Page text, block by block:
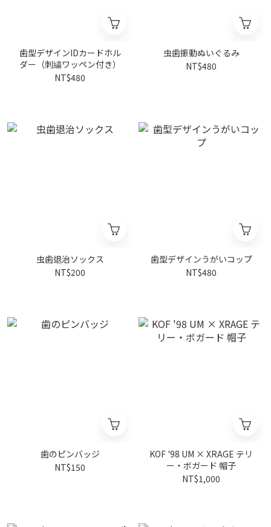
歯型デザインIDカードホル
ダー（刺繍ワッペン付き）
NT$480
虫歯振動ぬいぐるみ
NT$480
虫歯退治ソックス
NT$200
歯型デザインうがいコップ
NT$480
歯のピンバッジ
NT$150
KOF '98 UM × XRAGE テリ
ー・ボガード 帽子
NT$1,000